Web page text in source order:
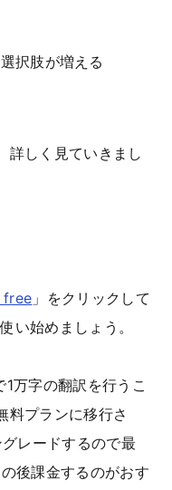
択肢が増える
詳しく見ていきまし
」をクリックして
い始めましょう。
万字の翻訳を行うこ
料プランに移行さ
レードするので最
後課金するのがおす